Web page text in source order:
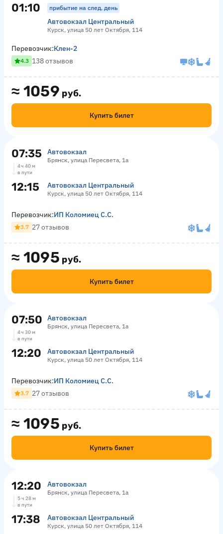
01:10 прибытие на след. день
Автовокзал Центральный
Курск, улица 50 лет Октября, 114
≈ 1059 руб.
Купить билет
Перевозчик:Клен-2
4.3 138 отзывов
07:35 Автовокзал
Брянск, улица Пересвета, 1а
4 ч 40 м
в пути
12:15 Автовокзал Центральный
Курск, улица 50 лет Октября, 114
≈ 1095 руб.
Купить билет
Перевозчик:ИП Коломиец С.С.
3.7 27 отзывов
07:50 Автовокзал
Брянск, улица Пересвета, 1а
4 ч 30 м
в пути
12:20 Автовокзал Центральный
Курск, улица 50 лет Октября, 114
≈ 1095 руб.
Купить билет
Перевозчик:ИП Коломиец С.С.
3.7 27 отзывов
12:20 Автовокзал
Брянск, улица Пересвета, 1а
5 ч 28 м
в пути
17:38 Автовокзал Центральный
Курск, улица 50 лет Октября, 114